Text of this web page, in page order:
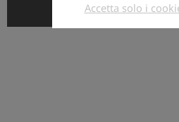
Accetta solo i
add_shopping_cart Aggiungi al